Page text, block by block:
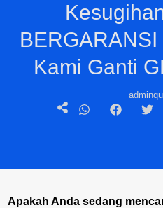
Kami Ganti
Apakah Anda sedang